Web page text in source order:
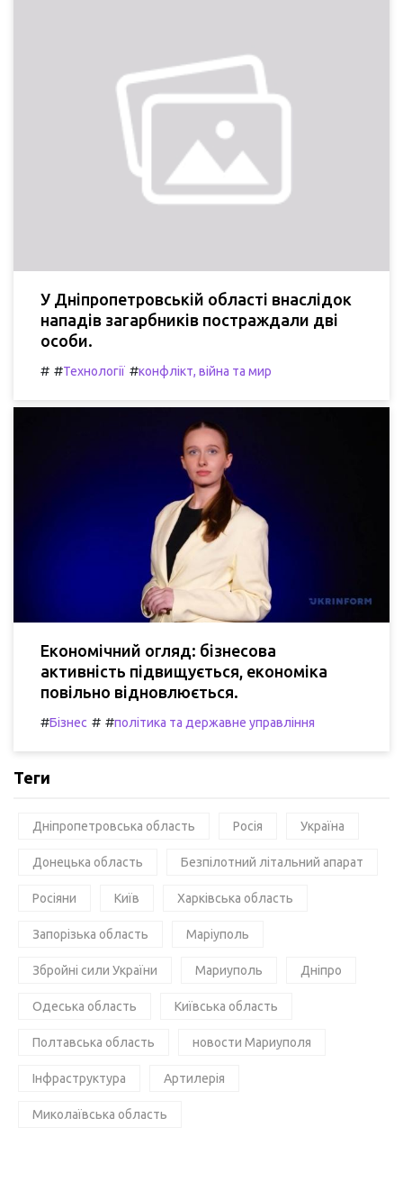
У Дніпропетровській області внаслідок
нападів загарбників постраждали дві
особи.
# #Технології #конфлікт, війна та мир
Економічний огляд: бізнесова
активність підвищується, економіка
повільно відновлюється.
#Бізнес # #політика та державне управління
Теги
Дніпропетровська область Росія Україна
Донецька область Безпілотний літальний апарат
Росіяни Київ Харківська область
Запорізька область Маріуполь
Збройні сили України Мариуполь Дніпро
Одеська область Київська область
Полтавська область новости Мариуполя
Інфраструктура Артилерія
Миколаївська область